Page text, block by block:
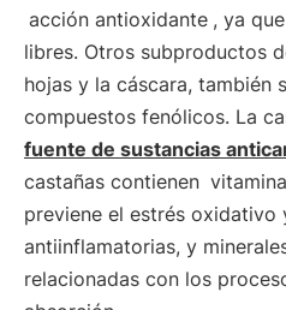
acción antioxidante , ya
libres. Otros subproductos
hojas y la cáscara, también
compuestos fenólicos. La
fuente de sustancias
castañas contienen
previene el estrés oxidativo
antiinflamatorias, y
relacionadas con los